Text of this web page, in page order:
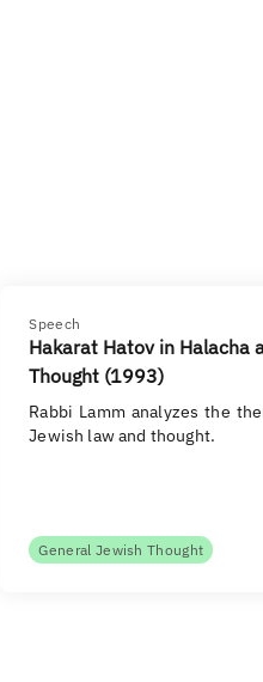
Speech
Hakarat Hatov in Halacha
Thought (1993)
Rabbi Lamm analyzes the
Jewish law and thought.
General Jewish Thought